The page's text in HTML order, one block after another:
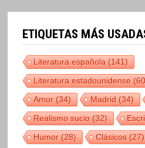
ETIQUETAS MÁS
Literatura española(141)
Literatura estadounidense
Amor(34) Madrid(34)
Realismo sucio(32)
Humor(28) Clásicos(27)